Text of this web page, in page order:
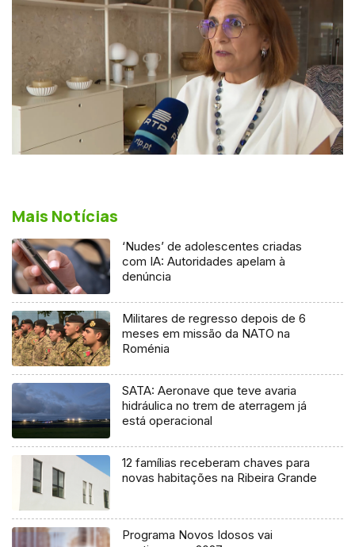
Mais Notícias
‘Nudes’ de adolescentes criadas
com IA: Autoridades apelam à
denúncia
Militares de regresso depois de 6
meses em missão da NATO na
Roménia
SATA: Aeronave que teve avaria
hidráulica no trem de aterragem já
está operacional
12 famílias receberam chaves para
novas habitações na Ribeira Grande
Programa Novos Idosos vai